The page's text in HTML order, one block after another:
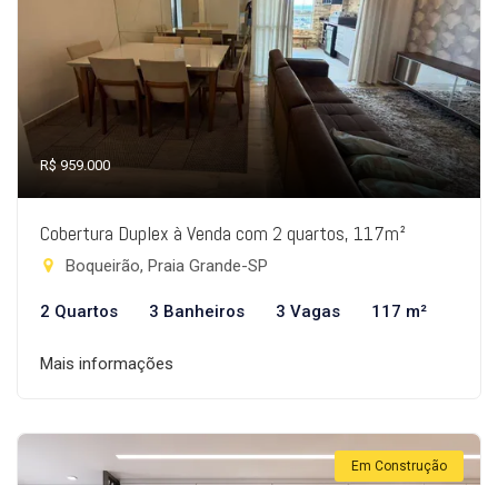
R$ 959.000
Cobertura Duplex à Venda com 2 quartos, 117m²
Boqueirão, Praia Grande-SP
2 Quartos 3 Banheiros 3 Vagas 117 m²
Mais informações
Em Construção